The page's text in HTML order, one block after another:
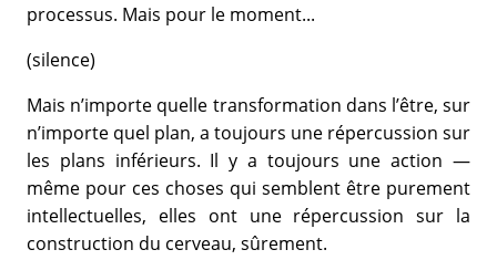
processus. Mais pour le moment...
(silence)
Mais n’importe quelle transformation dans l’être, sur
n’importe quel plan, a toujours une répercussion sur
les plans inférieurs. Il y a toujours une action —
même pour ces choses qui semblent être purement
intellectuelles, elles ont une répercussion sur la
construction du cerveau, sûrement.